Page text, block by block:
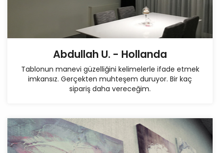
Abdullah U. - Hollanda
Tablonun manevi güzelliğini kelimelerle ifade etmek
imkansız. Gerçekten muhteşem duruyor. Bir kaç
sipariş daha vereceğim.